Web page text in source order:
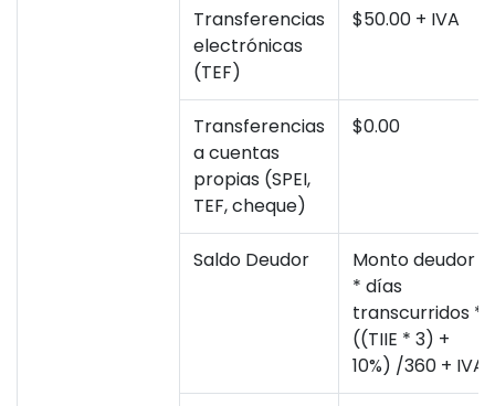
Transferencias
electrónicas
(TEF)
$50.00 + IVA
Transferencias
a cuentas
propias (SPEI,
TEF, cheque)
$0.00
Saldo Deudor
Monto deudor
* días
transcurridos *
((TIIE * 3) +
10%) /360 + IVA